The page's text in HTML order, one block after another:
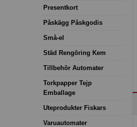
Presentkort
Påskägg Påskgodis
Små-el
Städ Rengöring Kem
Tillbehör Automater
Torkpapper Tejp
Emballage
Uteprodukter Fiskars
Varuautomater